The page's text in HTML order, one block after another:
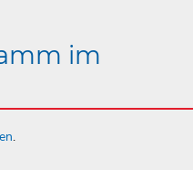
im
.